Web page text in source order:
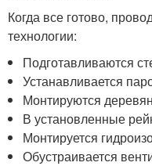
Когда все готово,
технологии:
Подготавливаются
Устанавливается
Монтируются
В установленные
Монтируется
Обустраивается